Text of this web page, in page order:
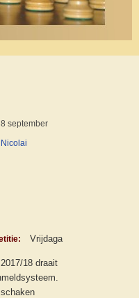
september
Vrijdagavond om 20:00
18 draait